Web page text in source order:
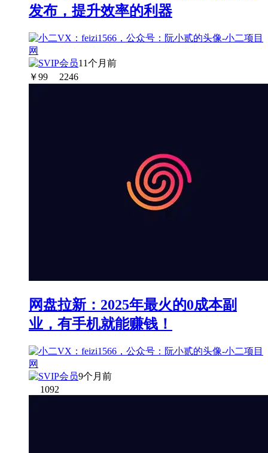
发布，提升效率的利器
11个月前
￥99 2246
网盘拉新：2025年最火的0成本副
业，有手机就能赚钱！
9个月前
1092